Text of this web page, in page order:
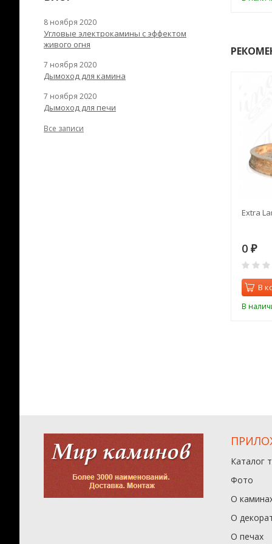
Extra
0 ₽
В
В
8 ноября 2020
Угловые электрокамины с эффектом
живого огня
7 ноября 2020
Дымоход для камина
7 ноября 2020
Дымоход для печи
Все записи
Каталог
Фото
О
О
О печах